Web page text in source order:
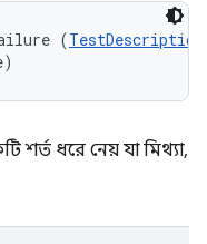
(TestDescription
ধরে নেয় যা মিথ্যা,